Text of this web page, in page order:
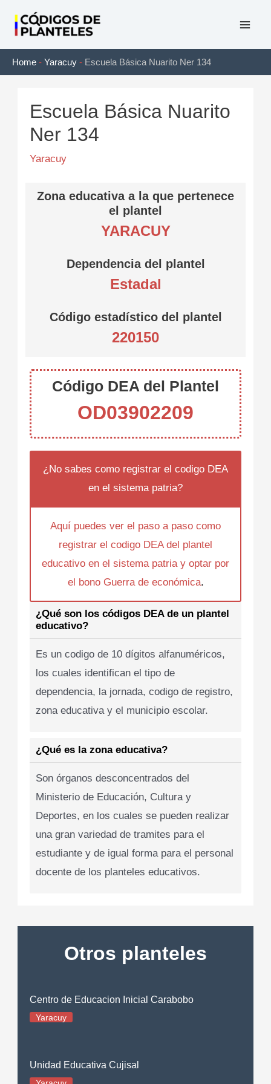
contenido
Home - Yaracuy - Escuela Básica Nuarito Ner 134
Escuela Básica Nuarito
Ner 134
Yaracuy
Zona educativa a la que pertenece
el plantel
YARACUY
Dependencia del plantel
Estadal
Código estadístico del plantel
220150
Código DEA del Plantel
OD03902209
¿No sabes como registrar el codigo DEA
en el sistema patria?
Aquí puedes ver el paso a paso como
registrar el codigo DEA del plantel
educativo en el sistema patria y optar por
el bono Guerra de económica.
¿Qué son los códigos DEA de un plantel
educativo?
Es un codigo de 10 dígitos alfanuméricos,
los cuales identifican el tipo de
dependencia, la jornada, codigo de registro,
zona educativa y el municipio escolar.
¿Qué es la zona educativa?
Son órganos desconcentrados del
Ministerio de Educación, Cultura y
Deportes, en los cuales se pueden realizar
una gran variedad de tramites para el
estudiante y de igual forma para el personal
docente de los planteles educativos.
Otros planteles
Centro de Educacion Inicial Carabobo
Yaracuy
Unidad Educativa Cujisal